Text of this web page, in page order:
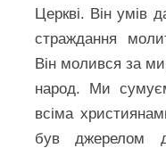
Церкві. Він умів
страждання
Він молився за
народ. Ми
всіма
був джерелом